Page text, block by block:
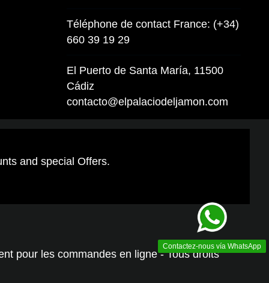
Téléphone de contact France: (+34)
660 39 19 29
El Puerto de Santa María, 11500
Cádiz
contacto@elpalaciodeljamon.com
Contactez-nous vía WhatsApp
and special Offers.
pour les commandes en ligne - Tous droits